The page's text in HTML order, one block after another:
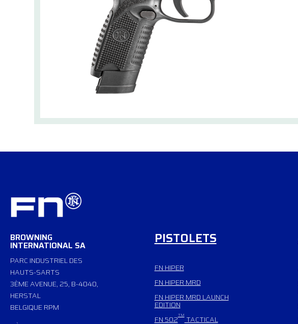
BROWNING
INTERNATIONAL SA
PARC INDUSTRIEL DES
HAUTS-SARTS
3ÈME AVENUE, 25, B-4040,
HERSTAL
BELGIQUE RPM
PISTOLETS
FN HIPER
FN HIPER MRD
FN HIPER MRD LAUNCH
EDITION
FN 502TMTACTICAL